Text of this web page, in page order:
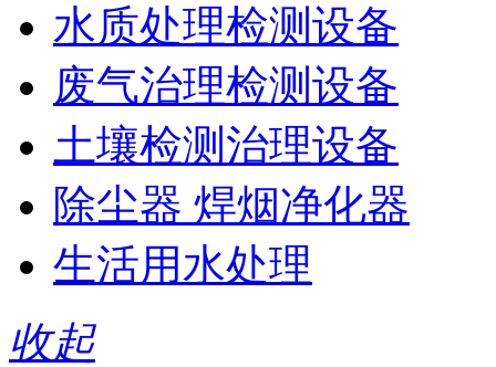
水质处理检测设备
废气治理检测设备
土壤检测治理设备
除尘器 焊烟净化器
生活用水处理
收起